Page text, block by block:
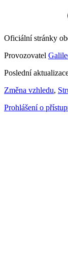
Oficiální stránky
Provozovatel
Poslední
Změna vzhledu,
Prohlášení o